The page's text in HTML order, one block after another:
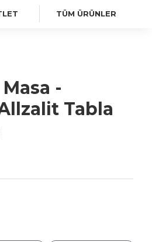
TÜM ÜRÜNLER
-
Tabla